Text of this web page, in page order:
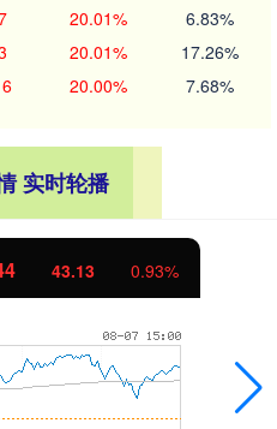
20.01% 6.83%
20.01% 17.26%
20.00% 7.68%
实时轮播